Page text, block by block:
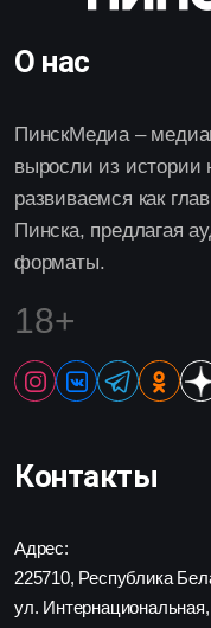
О нас
ПинскМедиа –
выросли из истории
развиваемся как
Пинска, предлагая
форматы.
18+
Контакты
Адрес:
225710, Республика
ул. Интернациональная,